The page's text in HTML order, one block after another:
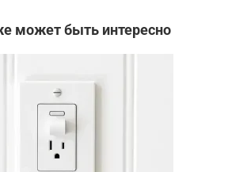
может быть интересно